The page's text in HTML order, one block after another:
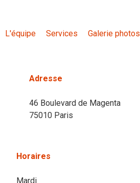
L'équipe Services Galerie photos
Adresse
46 Boulevard de Magenta
75010 Paris
Horaires
Mardi